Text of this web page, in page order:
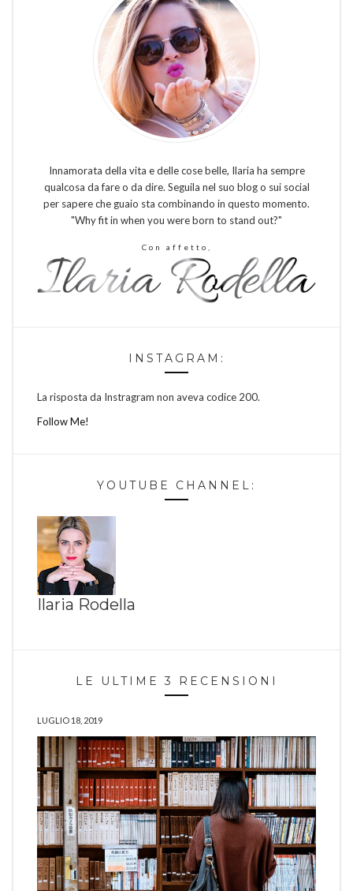
Innamorata della vita e delle cose belle, Ilaria ha sempre
qualcosa da fare o da dire. Seguila nel suo blog o sui social
per sapere che guaio sta combinando in questo momento.
"Why fit in when you were born to stand out?"
Con affetto,
INSTAGRAM:
La risposta da Instragram non aveva codice 200.
Follow Me!
YOUTUBE CHANNEL:
Ilaria Rodella
LE ULTIME 3 RECENSIONI
LUGLIO 18, 2019